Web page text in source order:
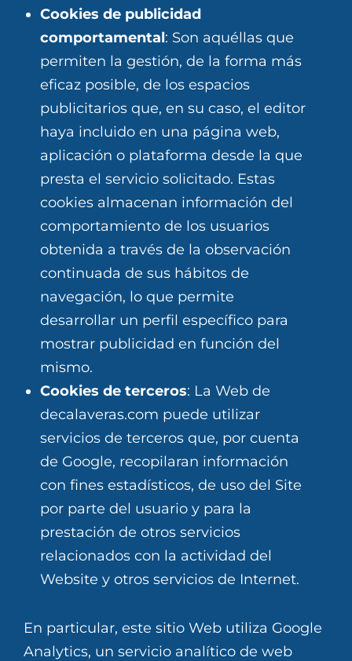
Cookies de publicidad
comportamental: Son aquéllas que
permiten la gestión, de la forma más
eficaz posible, de los espacios
publicitarios que, en su caso, el editor
haya incluido en una página web,
aplicación o plataforma desde la que
presta el servicio solicitado. Estas
cookies almacenan información del
comportamiento de los usuarios
obtenida a través de la observación
continuada de sus hábitos de
navegación, lo que permite
desarrollar un perfil específico para
mostrar publicidad en función del
mismo.
Cookies de terceros: La Web de
decalaveras.com puede utilizar
servicios de terceros que, por cuenta
de Google, recopilaran información
con fines estadísticos, de uso del Site
por parte del usuario y para la
prestación de otros servicios
relacionados con la actividad del
Website y otros servicios de Internet.
En particular, este sitio Web utiliza Google
Analytics, un servicio analítico de web